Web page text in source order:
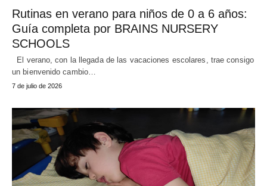
Rutinas en verano para niños de 0 a 6 años:
Guía completa por BRAINS NURSERY
SCHOOLS
El verano, con la llegada de las vacaciones escolares, trae consigo
un bienvenido cambio…
7 de julio de 2026